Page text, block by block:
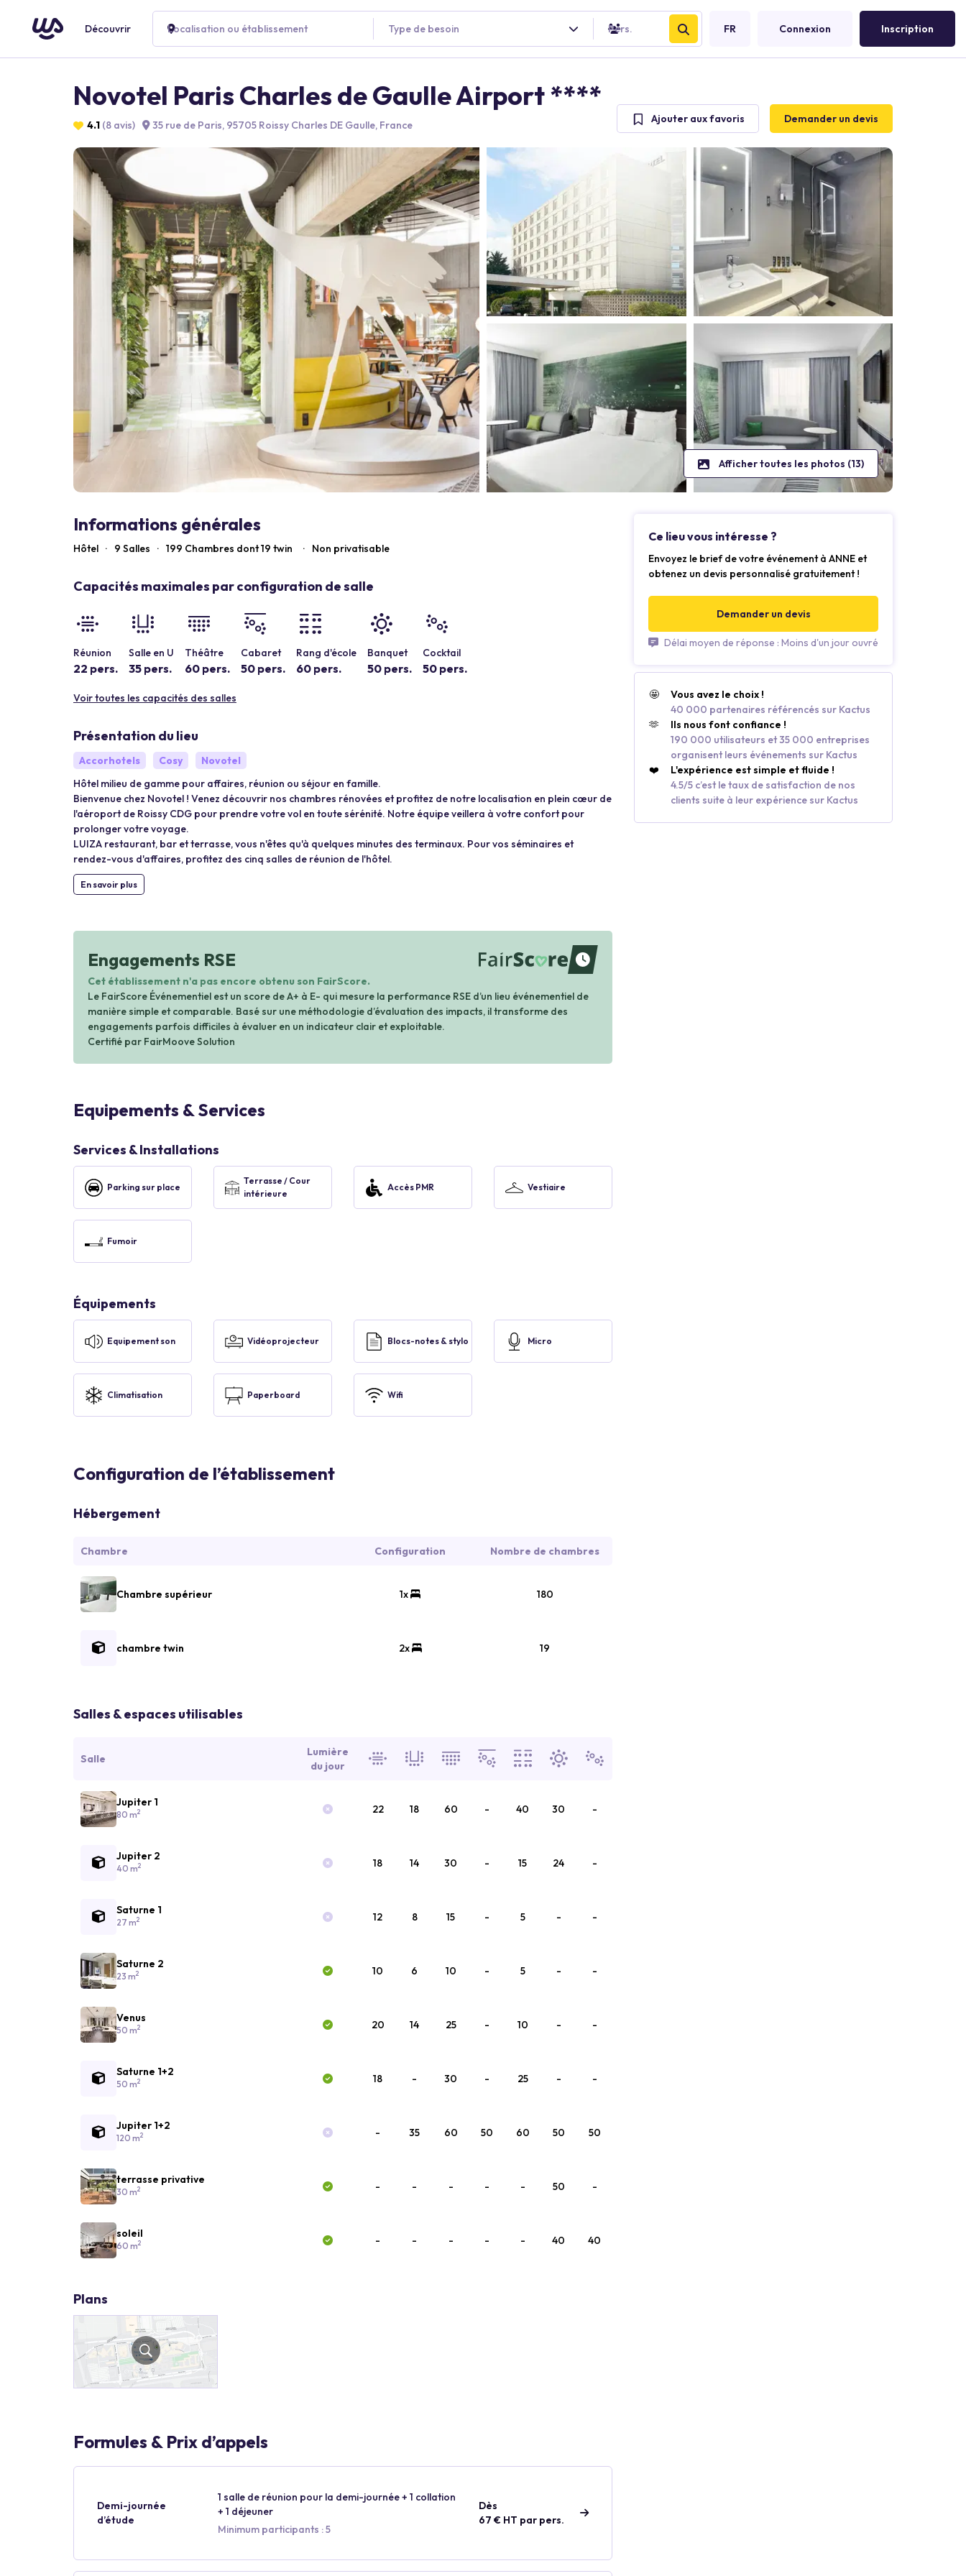
Découvrir Localisation ou établissement Type de besoin Pers. FR Connexion Inscription
Novotel Paris Charles de Gaulle Airport ****
4.1 (8 avis) 35 rue de Paris, 95705 Roissy Charles DE Gaulle, France Ajouter aux favoris Demander un devis
Afficher toutes les photos (13)
Informations générales
Hôtel · 9 Salles · 199 Chambres dont 19 twin · Non privatisable
Capacités maximales par configuration de salle
Réunion
22 pers.
Salle en U
35 pers.
Théâtre
60 pers.
Cabaret
50 pers.
Rang d'école
60 pers.
Banquet
50 pers.
Cocktail
50 pers.
Voir toutes les capacités des salles
Présentation du lieu
Accorhotels Cosy
Novotel
Hôtel milieu de gamme pour affaires, réunion ou séjour en famille.
Bienvenue chez Novotel ! Venez découvrir nos chambres rénovées et profitez de notre localisation en plein cœur de
l'aéroport de Roissy CDG pour prendre votre vol en toute sérénité. Notre équipe veillera à votre confort pour
prolonger votre voyage.
LUIZA restaurant, bar et terrasse, vous n'êtes qu'à quelques minutes des terminaux. Pour vos séminaires et
rendez-vous d'affaires, profitez des cinq salles de réunion de l'hôtel.
En savoir plus
Engagements RSE
waiting
Cet établissement n'a pas encore obtenu son FairScore.
Le FairScore Événementiel est un score de A+ à E- qui mesure la performance RSE d’un lieu événementiel de
manière simple et comparable. Basé sur une méthodologie d’évaluation des impacts, il transforme des
engagements parfois difficiles à évaluer en un indicateur clair et exploitable.
Certifié par FairMoove Solution
Equipements & Services
Services & Installations
Parking sur place
Terrasse / Cour
intérieure
Accès PMR Vestiaire
Fumoir
Équipements
Equipement son Vidéoprojecteur Blocs-notes & stylo Micro
Climatisation Paperboard Wifi
Configuration de l’établissement
Hébergement
Chambre Configuration Nombre de chambres
Chambre supérieur 1x 180
chambre twin 2x 19
Salles & espaces utilisables
Salle
Lumière
du jour
Jupiter 1
80 m2 22 18 60 - 40 30 -
Jupiter 2
40 m2 18 14 30 - 15 24 -
Saturne 1
27 m2 12 8 15 - 5 - -
Saturne 2
23 m2 10 6 10 - 5 - -
Venus
50 m2 20 14 25 - 10 - -
Saturne 1+2
50 m2 18 - 30 - 25 - -
Jupiter 1+2
120 m2 - 35 60 50 60 50 50
terrasse privative
30 m2 - - - - - 50 -
soleil
60 m2 - - - - - 40 40
Plans
Formules & Prix d’appels
Demi-journée
d’étude
1 salle de réunion pour la demi-journée + 1 collation
+ 1 déjeuner
Minimum participants : 5
Dès
67 € HT par pers.
Ce lieu vous intéresse ?
Envoyez le brief de votre événement à ANNE et
obtenez un devis personnalisé gratuitement !
Demander un devis
Délai moyen de réponse : Moins d'un jour ouvré
🤩
Vous avez le choix !
40 000 partenaires référencés sur Kactus
🫶
Ils nous font confiance !
190 000 utilisateurs et 35 000 entreprises
organisent leurs événements sur Kactus
❤️
L'expérience est simple et fluide !
4.5/5 c’est le taux de satisfaction de nos
clients suite à leur expérience sur Kactus